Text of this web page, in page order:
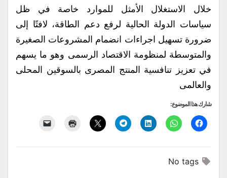
خلال الاستغلال الأمثل للموارد خاصة في ظل
سياسات الدولة الحالية لرفع دعم الطاقة، لافتًا إلى
ضرورة تسهيل اجراءات انضمام المشروعات الصغيرة
والمتوسطة لمنظومة الاقتصاد الرسمى وهو ما يسهم
في تعزيز تنافسية المنتج المصرى بالسوقين المحلى
والعالمى
شارك هذا الموضوع: